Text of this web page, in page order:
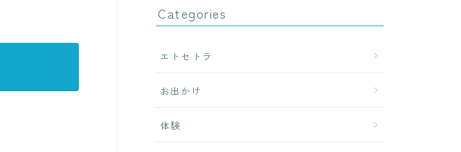
Categories
エトセトラ
お出かけ
体験